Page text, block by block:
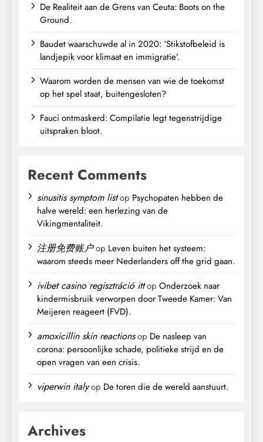
De Realiteit aan de Grens van Ceuta: Boots on the
Ground.
Baudet waarschuwde al in 2020: ‘Stikstofbeleid is
landjepik voor klimaat en immigratie’.
Waarom worden de mensen van wie de toekomst
op het spel staat, buitengesloten?
Fauci ontmaskerd: Compilatie legt tegenstrijdige
uitspraken bloot.
Recent Comments
sinusitis symptom listop Psychopaten hebben de
halve wereld: een herlezing van de
Vikingmentaliteit.
注册免费账户op Leven buiten het systeem:
waarom steeds meer Nederlanders off the grid gaan.
ivibet casino regisztráció ittop Onderzoek naar
kindermisbruik verworpen door Tweede Kamer: Van
Meijeren reageert (FVD).
amoxicillin skin reactionsop De nasleep van
corona: persoonlijke schade, politieke strijd en de
open vragen van een crisis.
viperwin italyop De toren die de wereld aanstuurt.
Archives